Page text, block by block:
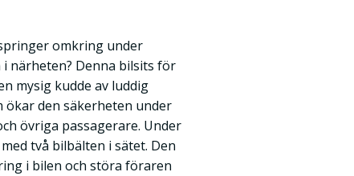
omkring under
närheten? Denna bilsits för
mysig kudde av luddig
ökar den säkerheten under
övriga passagerare. Under
två bilbälten i sätet. Den
i bilen och störa föraren